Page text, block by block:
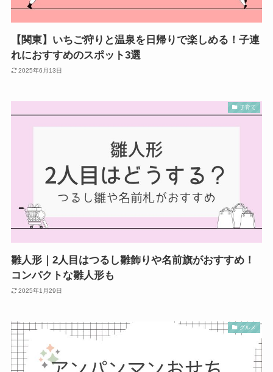
【関東】いちご狩りと温泉を日帰りで楽しめる！子連
れにおすすめのスポット3選
2025年6月13日
子育て
雛人形｜2人目はつるし雛飾りや名前旗がおすすめ！
コンパクトな雛人形も
2025年1月29日
グルメ